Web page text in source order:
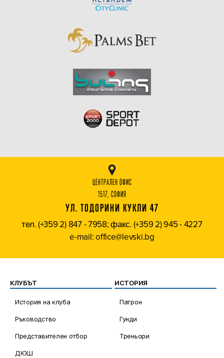
ЦЕНТРАЛЕН ОФИС
1517, СОФИЯ
УЛ. ТОДОРИНИ КУКЛИ 47
тел. (+359 2) 847 - 7958; факс. (+359 2) 945 - 4227
e-mail: office@levski.bg
КЛУБЪТ
История на клуба
Ръководство
Представителен отбор
ДЮШ
ИСТОРИЯ
Патрон
Гунди
Треньори